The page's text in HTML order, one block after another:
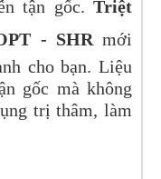
tận gốc. Triệt
- SHR mới
cho bạn. Liệu
gốc mà không
trị thâm, làm